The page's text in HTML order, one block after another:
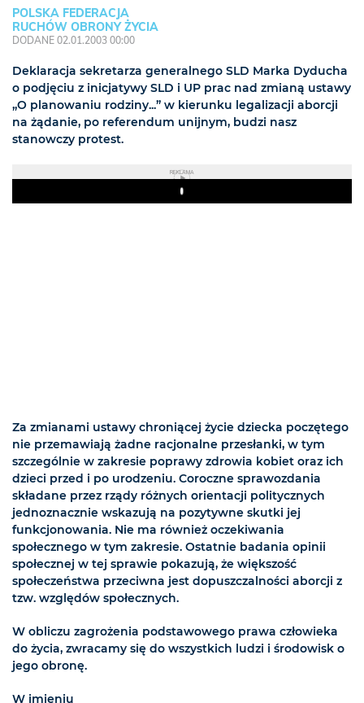
POLSKA FEDERACJA
RUCHÓW OBRONY ŻYCIA
DODANE 02.01.2003 00:00
Deklaracja sekretarza generalnego SLD Marka Dyducha
o podjęciu z inicjatywy SLD i UP prac nad zmianą ustawy
„O planowaniu rodziny...” w kierunku legalizacji aborcji
na żądanie, po referendum unijnym, budzi nasz
stanowczy protest.
REKLAMA
Play
Za zmianami ustawy chroniącej życie dziecka poczętego
nie przemawiają żadne racjonalne przesłanki, w tym
szczególnie w zakresie poprawy zdrowia kobiet oraz ich
dzieci przed i po urodzeniu. Coroczne sprawozdania
składane przez rządy różnych orientacji politycznych
jednoznacznie wskazują na pozytywne skutki jej
funkcjonowania. Nie ma również oczekiwania
społecznego w tym zakresie. Ostatnie badania opinii
społecznej w tej sprawie pokazują, że większość
społeczeństwa przeciwna jest dopuszczalności aborcji z
tzw. względów społecznych.
W obliczu zagrożenia podstawowego prawa człowieka
do życia, zwracamy się do wszystkich ludzi i środowisk o
jego obronę.
W imieniu